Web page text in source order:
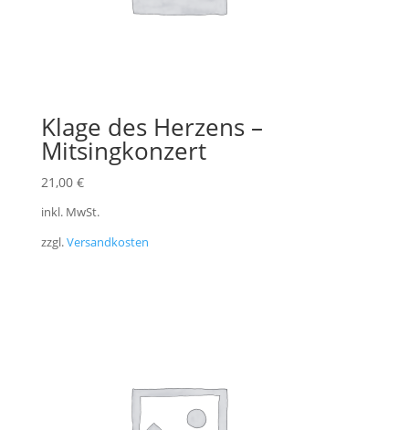
Klage des Herzens –
Mitsingkonzert
21,00 €
inkl. MwSt.
zzgl.Versandkosten